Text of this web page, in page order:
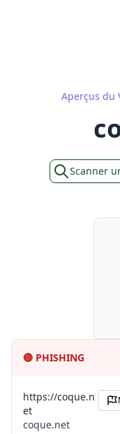
Aperçus du
Scanner
🔴 PHISHING
https://coque.n
et
coque.net